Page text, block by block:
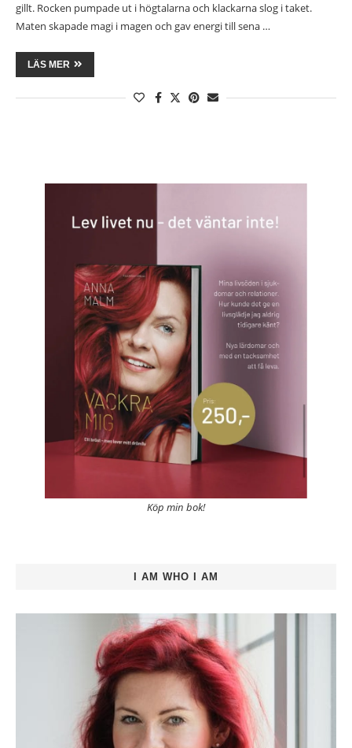
gillt. Rocken pumpade ut i högtalarna och klackarna slog i taket.
Maten skapade magi i magen och gav energi till sena …
LÄS MER
Köp min bok!
I AM WHO I AM